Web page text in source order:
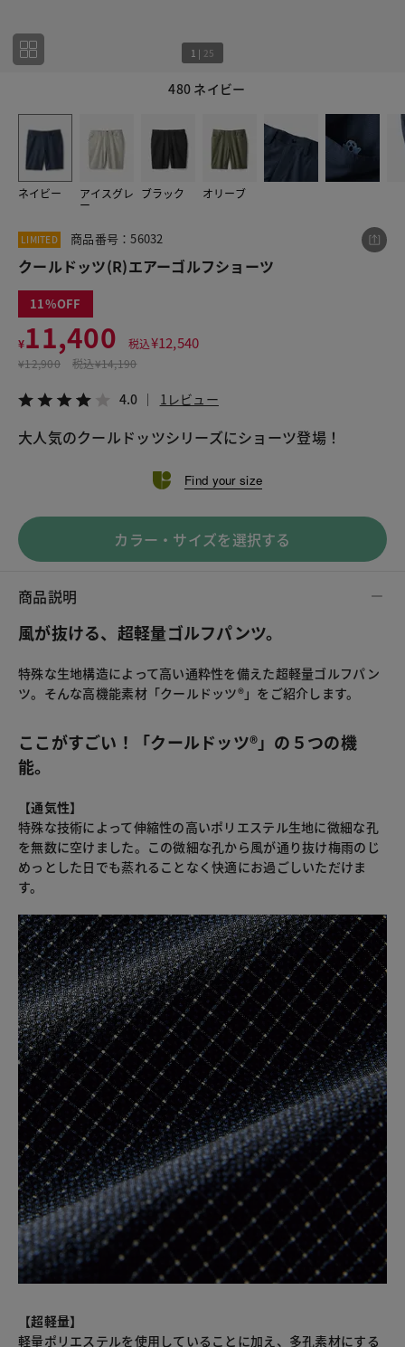
480 ネイビー
1 | 25
ネイビー アイスグレ
ー
ブラック オリーブ
LIMITED 商品番号：56032
クールドッツ(R)エアーゴルフショーツ
11
¥11,400 税込¥12,540
¥12,900 税込¥14,190
4.0 1レビュー
大人気のクールドッツシリーズにショーツ登場！
Find your size
カラー・サイズを選択する
商品説明
風が抜ける、超軽量ゴルフパンツ。
特殊な生地構造によって高い通粋性を備えた超軽量ゴルフパン
ツ。そんな高機能素材「クールドッツ®」をご紹介します。
ここがすごい！「クールドッツ®」の５つの機
能。
【通気性】
特殊な技術によって伸縮性の高いポリエステル生地に微細な孔
を無数に空けました。この微細な孔から風が通り抜け梅雨のじ
めっとした日でも蒸れることなく快適にお過ごしいただけま
す。
【超軽量】
軽量ポリエステルを使用していることに加え、多孔素材にする
この商品をシェアする
クールドッツ(R)エアーゴルフショーツ
¥11,400 税込¥12,540
LINE X